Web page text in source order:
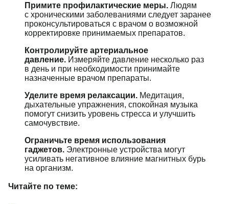
Примите профилактические меры. Людям
с хроническими заболеваниями следует заранее
проконсультироваться с врачом о возможной
корректировке принимаемых препаратов.
Контролируйте артериальное
давление. Измеряйте давление несколько раз
в день и при необходимости принимайте
назначенные врачом препараты.
Уделите время релаксации. Медитация,
дыхательные упражнения, спокойная музыка
помогут снизить уровень стресса и улучшить
самочувствие.
Ограничьте время использования
гаджетов. Электронные устройства могут
усиливать негативное влияние магнитных бурь
на организм.
Читайте по теме: